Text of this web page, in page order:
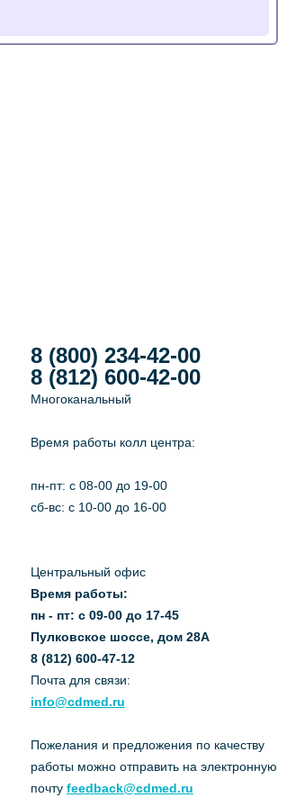
8 (800) 234-42-00
8 (812) 600-42-00
Многоканальный
Время работы колл центра:
пн-пт: c 08-00 до 19-00
сб-вс: с 10-00 до 16-00
Центральный офис
Время работы:
пн - пт: с 09-00 до 17-45
Пулковское шоссе, дом 28А
8 (812) 600-47-12
Почта для связи:
info@cdmed.ru
Пожелания и предложения по качеству
работы можно отправить на электронную
почту feedback@cdmed.ru